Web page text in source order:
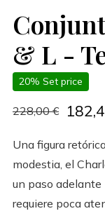
& L -
20% Set price
228,00 €
Una figura
modestia, el
un paso
requiere poca